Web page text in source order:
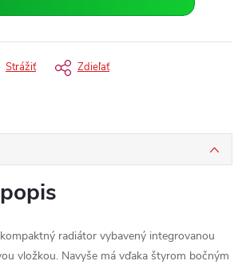
Strážiť Zdieľať
radiátor vybavený integrovanou
vložkou. Navyše má vďaka štyrom bočným